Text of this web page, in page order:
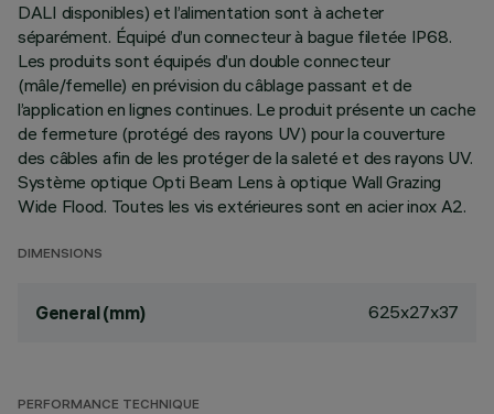
DALI disponibles) et l’alimentation sont à acheter
séparément. Équipé d’un connecteur à bague filetée IP68.
Les produits sont équipés d’un double connecteur
(mâle/femelle) en prévision du câblage passant et de
l’application en lignes continues. Le produit présente un cache
de fermeture (protégé des rayons UV) pour la couverture
des câbles afin de les protéger de la saleté et des rayons UV.
Système optique Opti Beam Lens à optique Wall Grazing
Wide Flood. Toutes les vis extérieures sont en acier inox A2.
DIMENSIONS
General (mm) 625x27x37
PERFORMANCE TECHNIQUE